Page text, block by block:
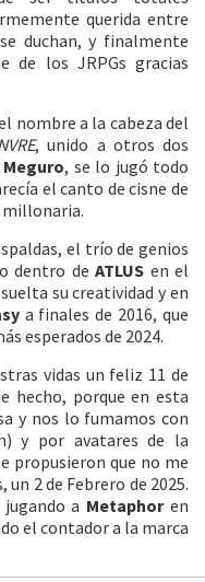
querida entre
duchan, y finalmente
de los JRPGs gracias
nombre a la cabeza del
, unido a otros dos
, se lo jugó todo
el canto de cisne de
el trío de genios
dentro deATLUS en el
su creatividad y en
a finales de 2016, que
esperados de 2024.
vidas un feliz 11 de
hecho, porque en esta
y nos lo fumamos con
y por avatares de la
propusieron que no me
2 de Febrero de 2025.
a Metaphoren
el contador a la marca